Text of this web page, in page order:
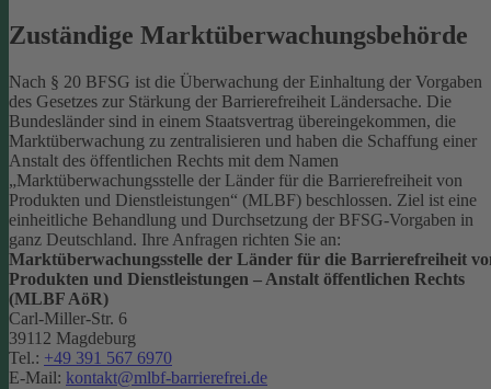
Zuständige Marktüberwachungsbehörde
Nach § 20 BFSG ist die Überwachung der Einhaltung der Vorgaben
des Gesetzes zur Stärkung der Barrierefreiheit Ländersache. Die
Bundesländer sind in einem Staatsvertrag übereingekommen, die
Marktüberwachung zu zentralisieren und haben die Schaffung einer
Anstalt des öffentlichen Rechts mit dem Namen
„Marktüberwachungsstelle der Länder für die Barrierefreiheit von
Produkten und Dienstleistungen“ (MLBF) beschlossen. Ziel ist eine
einheitliche Behandlung und Durchsetzung der BFSG-Vorgaben in
ganz Deutschland. Ihre Anfragen richten Sie an:
Marktüberwachungsstelle der Länder für die Barrierefreiheit
Produkten und Dienstleistungen – Anstalt öffentlichen Rechts
(MLBF AöR)
Carl-Miller-Str. 6
39112 Magdeburg
Tel.: +49 391 567 6970
E-Mail: kontakt@mlbf-barrierefrei.de